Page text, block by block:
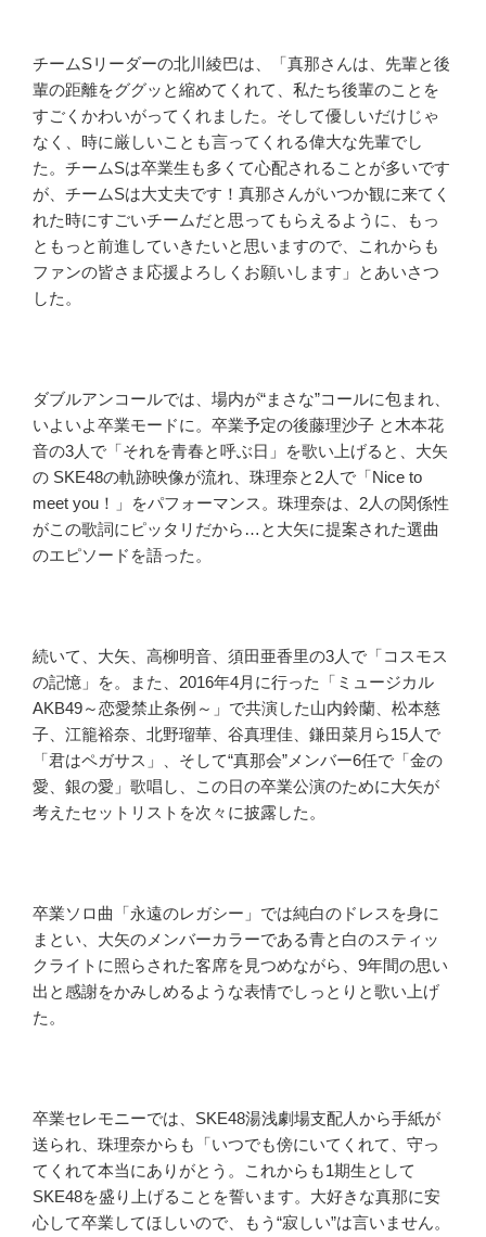
チームSリーダーの北川綾巴は、「真那さんは、先輩と後
輩の距離をググッと縮めてくれて、私たち後輩のことを
すごくかわいがってくれました。そして優しいだけじゃ
なく、時に厳しいことも言ってくれる偉大な先輩でし
た。チームSは卒業生も多くて心配されることが多いです
が、チームSは大丈夫です！真那さんがいつか観に来てく
れた時にすごいチームだと思ってもらえるように、もっ
ともっと前進していきたいと思いますので、これからも
ファンの皆さま応援よろしくお願いします」とあいさつ
した。
ダブルアンコールでは、場内が“まさな”コールに包まれ、
いよいよ卒業モードに。卒業予定の後藤理沙子 と木本花
音の3人で「それを青春と呼ぶ日」を歌い上げると、大矢
の SKE48の軌跡映像が流れ、珠理奈と2人で「Nice to
meet you！」をパフォーマンス。珠理奈は、2人の関係性
がこの歌詞にピッタリだから…と大矢に提案された選曲
のエピソードを語った。
続いて、大矢、高柳明音、須田亜香里の3人で「コスモス
の記憶」を。また、2016年4月に行った「ミュージカル
AKB49～恋愛禁止条例～」で共演した山内鈴蘭、松本慈
子、江籠裕奈、北野瑠華、谷真理佳、鎌田菜月ら15人で
「君はペガサス」、そして“真那会”メンバー6任で「金の
愛、銀の愛」歌唱し、この日の卒業公演のために大矢が
考えたセットリストを次々に披露した。
卒業ソロ曲「永遠のレガシー」では純白のドレスを身に
まとい、大矢のメンバーカラーである青と白のスティッ
クライトに照らされた客席を見つめながら、9年間の思い
出と感謝をかみしめるような表情でしっとりと歌い上げ
た。
卒業セレモニーでは、SKE48湯浅劇場支配人から手紙が
送られ、珠理奈からも「いつでも傍にいてくれて、守っ
てくれて本当にありがとう。これからも1期生として
SKE48を盛り上げることを誓います。大好きな真那に安
心して卒業してほしいので、もう“寂しい”は言いません。